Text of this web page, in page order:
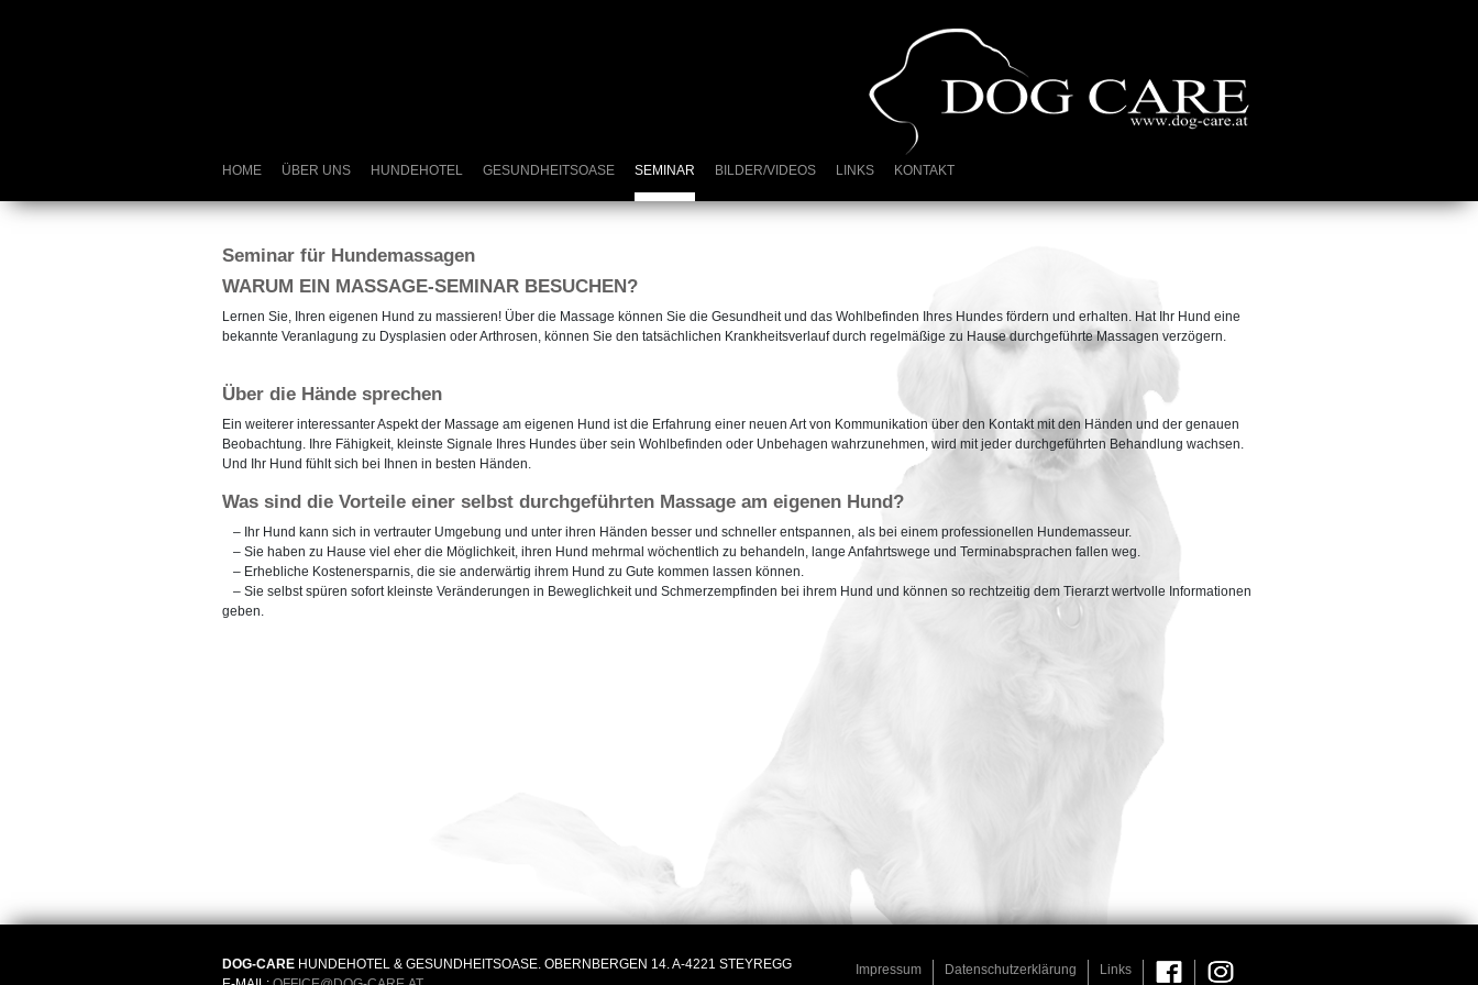
HOME ÜBER UNS HUNDEHOTEL GESUNDHEITSOASE SEMINAR BILDER/VIDEOS LINKS KONTAKT
Seminar für Hundemassagen
WARUM EIN MASSAGE-SEMINAR BESUCHEN?
Lernen Sie, Ihren eigenen Hund zu massieren! Über die Massage können Sie die Gesundheit und das Wohlbefinden Ihres Hundes fördern und erhalten. Hat Ihr Hund eine
bekannte Veranlagung zu Dysplasien oder Arthrosen, können Sie den tatsächlichen Krankheitsverlauf durch regelmäßige zu Hause durchgeführte Massagen verzögern.
Über die Hände sprechen
Ein weiterer interessanter Aspekt der Massage am eigenen Hund ist die Erfahrung einer neuen Art von Kommunikation über den Kontakt mit den Händen und der genauen
Beobachtung. Ihre Fähigkeit, kleinste Signale Ihres Hundes über sein Wohlbefinden oder Unbehagen wahrzunehmen, wird mit jeder durchgeführten Behandlung wachsen.
Und Ihr Hund fühlt sich bei Ihnen in besten Händen.
Was sind die Vorteile einer selbst durchgeführten Massage am eigenen Hund?
– Ihr Hund kann sich in vertrauter Umgebung und unter ihren Händen besser und schneller entspannen, als bei einem professionellen Hundemasseur.
– Sie haben zu Hause viel eher die Möglichkeit, ihren Hund mehrmal wöchentlich zu behandeln, lange Anfahrtswege und Terminabsprachen fallen weg.
– Erhebliche Kostenersparnis, die sie anderwärtig ihrem Hund zu Gute kommen lassen können.
– Sie selbst spüren sofort kleinste Veränderungen in Beweglichkeit und Schmerzempfinden bei ihrem Hund und können so rechtzeitig dem Tierarzt wertvolle Informationen
geben.
DOG-CAREHUNDEHOTEL & GESUNDHEITSOASE. OBERNBERGEN 14. A-4221 STEYREGG
Impressum Datenschutzerklärung Links